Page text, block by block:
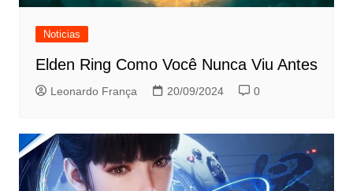
Noticias
Elden Ring Como Você Nunca Viu Antes
Leonardo França 20/09/2024 0